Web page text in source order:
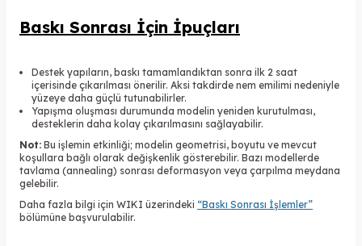
Baskı Sonrası İçin İpuçları
Destek yapıların, baskı tamamlandıktan sonra ilk 2 saat
içerisinde çıkarılması önerilir. Aksi takdirde nem emilimi nedeniyle
yüzeye daha güçlü tutunabilirler.
Yapışma oluşması durumunda modelin yeniden kurutulması,
desteklerin daha kolay çıkarılmasını sağlayabilir.
Not: Bu işlemin etkinliği; modelin geometrisi, boyutu ve mevcut
koşullara bağlı olarak değişkenlik gösterebilir. Bazı modellerde
tavlama (annealing) sonrası deformasyon veya çarpılma meydana
gelebilir.
Daha fazla bilgi için WIKI üzerindeki “Baskı Sonrası İşlemler”
bölümüne başvurulabilir.